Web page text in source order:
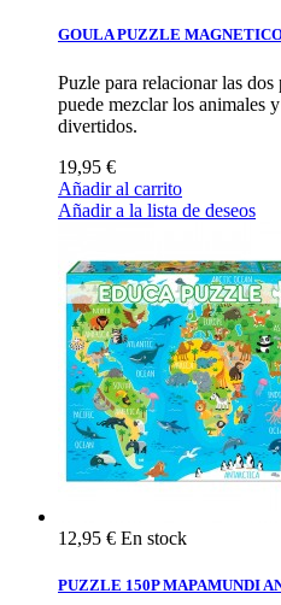
GOULA PUZZLE
Puzle para relacionar las
puede mezclar los animales
divertidos.
19,95 €
Añadir al carrito
Añadir a la lista de deseos
12,95 € En stock
PUZZLE 150P MAPAMUNDI